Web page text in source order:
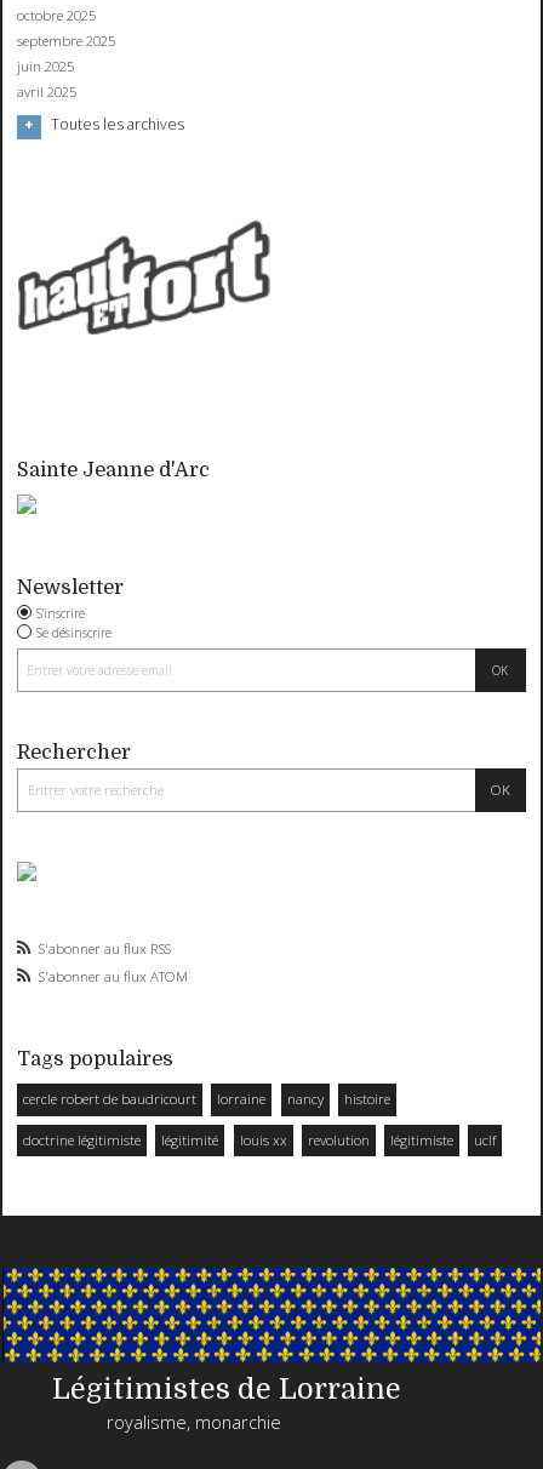
octobre 2025
septembre 2025
juin 2025
avril 2025
Toutes les archives
Sainte Jeanne d'Arc
Newsletter
S'inscrire
Se désinscrire
Rechercher
S'abonner au flux RSS
S'abonner au flux ATOM
Tags populaires
cercle robert de baudricourt lorraine nancy histoire
doctrine légitimiste légitimité louis xx revolution légitimiste uclf
Légitimistes de Lorraine
royalisme, monarchie